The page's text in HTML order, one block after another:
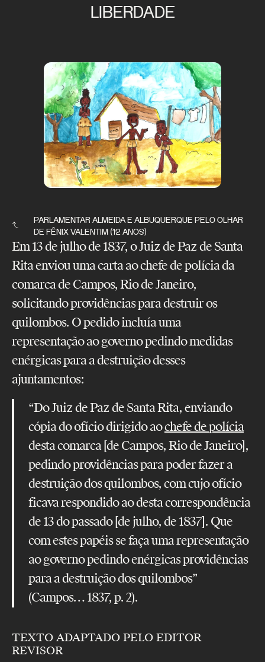
LIBERDADE
PARLAMENTAR ALMEIDA E ALBUQUERQUE PELO OLHAR
DE FÊNIX VALENTIM (12 ANOS)
Em 13 de julho de 1837, o Juiz de Paz de Santa
Rita enviou uma carta ao chefe de polícia da
comarca de Campos, Rio de Janeiro,
solicitando providências para destruir os
quilombos. O pedido incluía uma
representação ao governo pedindo medidas
enérgicas para a destruição desses
ajuntamentos:
“Do Juiz de Paz de Santa Rita, enviando
cópia do ofício dirigido aochefe de polícia
desta comarca [de Campos, Rio de Janeiro],
pedindo providências para poder fazer a
destruição dos quilombos, com cujo ofício
ficava respondido ao desta correspondência
de 13 do passado [de julho, de 1837]. Que
com estes papéis se faça uma representação
ao governo pedindo enérgicas providências
para a destruição dos quilombos”
(Campos… 1837, p. 2).
TEXTO ADAPTADO PELO EDITOR
REVISOR